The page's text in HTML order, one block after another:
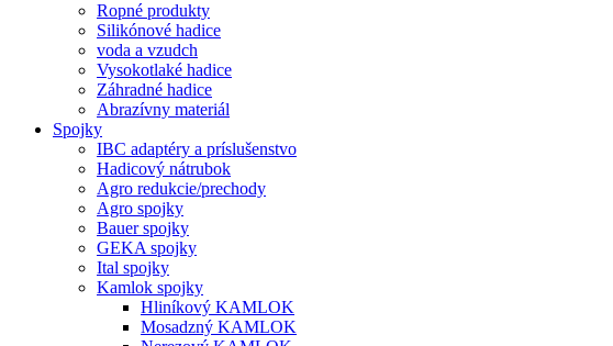
Ropné produkty
Silikónové hadice
voda a vzudch
Vysokotlaké hadice
Záhradné hadice
Abrazívny materiál
Spojky
IBC adaptéry a príslušenstvo
Hadicový nátrubok
Agro redukcie/prechody
Agro spojky
Bauer spojky
GEKA spojky
Ital spojky
Kamlok spojky
Hliníkový KAMLOK
Mosadzný KAMLOK